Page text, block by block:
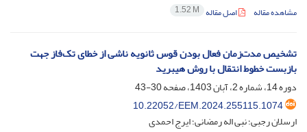
مشاهده مقاله اصل مقاله 1.52 M
تشخیص مدت‌زمان فعال بودن قوس ثانویه ناشی از خطای تک‌فاز جهت
بازبست خطوط انتقال با روش هیبرید
دوره 14، شماره 2، آبان 1403، صفحه
30-43
10.22052/EEM.2024.255115.1074
ارسلان رجبی؛ نبی اله رمضانی؛ ایرج احمدی